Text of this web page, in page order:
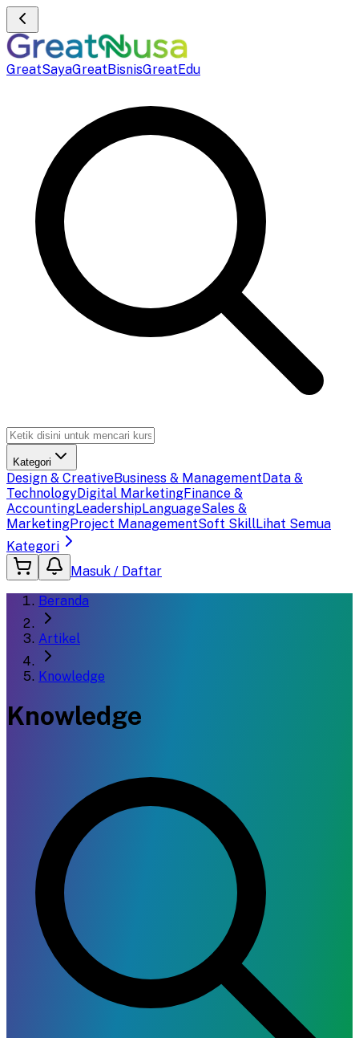
GreatSayaGreatBisnisGreatEdu
Kategori
Design & CreativeBusiness & ManagementData &
TechnologyDigital MarketingFinance &
AccountingLeadershipLanguageSales &
MarketingProject ManagementSoft SkillLihat Semua
Kategori
Masuk / Daftar
Beranda
Artikel
Knowledge
Knowledge